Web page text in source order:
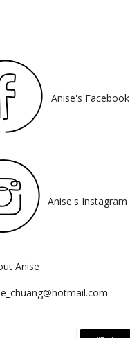
Anise's Facebook
Anise's Instagram
Anise